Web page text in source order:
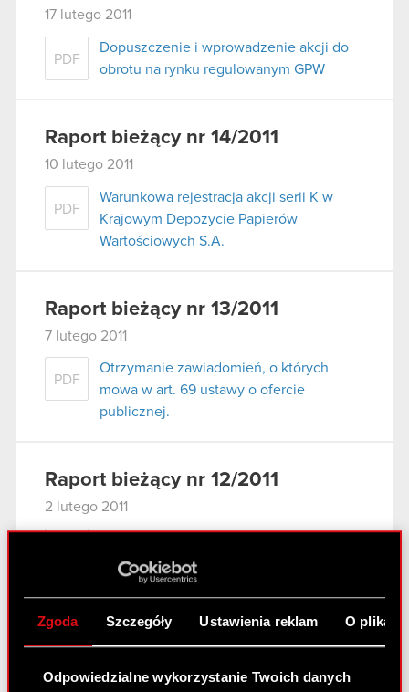
Zgoda Szczegóły Ustawienia reklam O
Odpowiedzialne wykorzystanie Twoich danych
17 lutego 2011
PDF
Dopuszczenie i wprowadzenie akcji do
obrotu na rynku regulowanym GPW
Raport bieżący nr 14/2011
10 lutego 2011
PDF
Warunkowa rejestracja akcji serii K w
Krajowym Depozycie Papierów
Wartościowych S.A.
Raport bieżący nr 13/2011
7 lutego 2011
PDF
Otrzymanie zawiadomień, o których
mowa w art. 69 ustawy o ofercie
publicznej.
Raport bieżący nr 12/2011
2 lutego 2011
mowa w art. 69 ustawy o ofercie
publicznej.
PDF Załącznik